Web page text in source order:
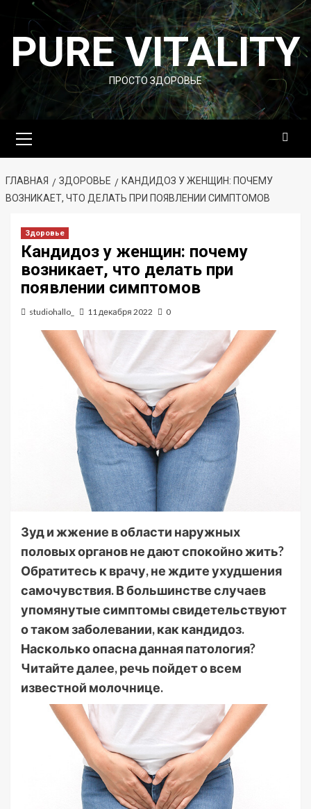
Перейти
содержимому
PURE VITALITY
ПРОСТО ЗДОРОВЬЕ
меню
ГЛАВНАЯ ЗДОРОВЬЕ
КАНДИДОЗ У ЖЕНЩИН: ПОЧЕМУ
ВОЗНИКАЕТ, ЧТО ДЕЛАТЬ ПРИ ПОЯВЛЕНИИ СИМПТОМОВ
Здоровье
Кандидоз у женщин: почему
возникает, что делать при
появлении симптомов
studiohallo_ 11 декабря 2022 0
Зуд и жжение в области наружных
половых органов не дают спокойно жить?
Обратитесь к врачу, не ждите ухудшения
самочувствия. В большинстве случаев
упомянутые симптомы свидетельствуют
о таком заболевании, как кандидоз.
Насколько опасна данная патология?
Читайте далее, речь пойдет о всем
известной молочнице.